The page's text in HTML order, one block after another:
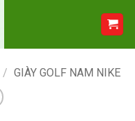
/ GIÀY GOLF NAM NIKE